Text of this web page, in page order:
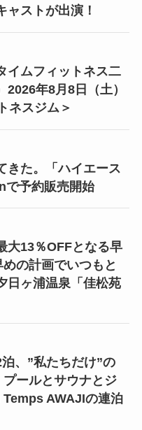
ャストが出演！
イムフィットネス二
年8月8日（土）
ネスジム＞
きた。「ハイエース
で予約販売開始
大13％OFFとなる早
の計画でいつもと
日ヶ浦温泉「佳松苑
、”私たちだけ”の
ールとサウナとジ
AWAJIの連泊